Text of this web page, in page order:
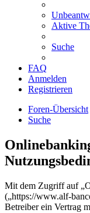
Aktive
Suche
FAQ
Anmelden
Registrieren
Foren-Übersicht
Suche
Mit dem Zugriff auf
(„https://www.alf-
Betreiber ein Vertrag